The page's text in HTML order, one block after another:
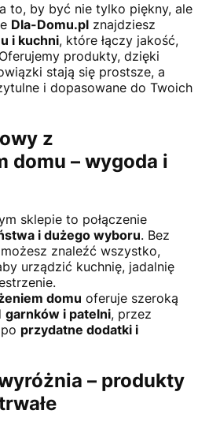
to, by być nie tylko piękny, ale
Dla-Domu.pl znajdziesz
i kuchni, które łączy jakość,
produkty, dzięki
stają się prostsze, a
i dopasowane do Twoich
z
domu – wygoda i
sklepie to połączenie
i dużego wyboru. Bez
znaleźć wszystko,
urządzić kuchnię, jadalnię
domu oferuje szeroką
garnków i patelni, przez
przydatne dodatki i
– produkty